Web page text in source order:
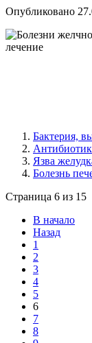
Опубликовано
Бактерия,
Язва
Болезнь
Страница 6 из 15
В начало
Назад
1
2
3
4
5
6
7
8